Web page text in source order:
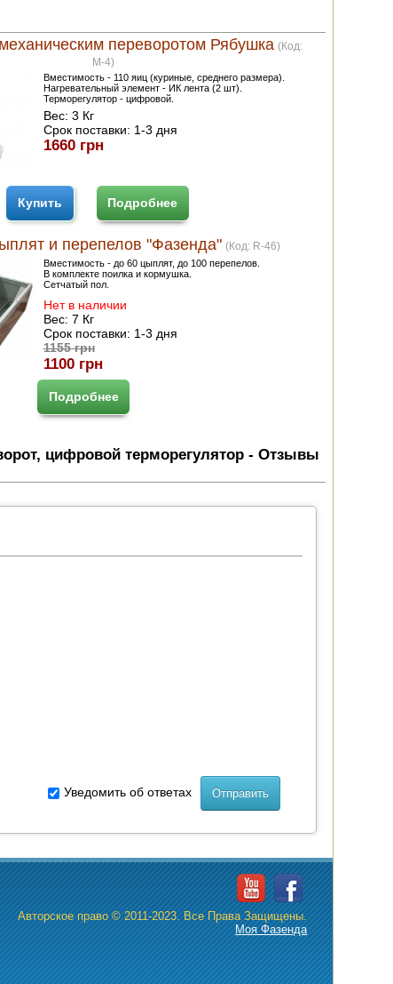
переворотом Рябушка (Код:
M-4)
Вместимость - 110 яиц (куриные, среднего размера).
Нагревательный элемент - ИК лента (2 шт).
Терморегулятор - цифровой.
Вес: 3 Кг
Срок поставки: 1-3 дня
1660 грн
Купить Подробнее
и перепелов "Фазенда" (Код: R-46)
Вместимость - до 60 цыплят, до 100 перепелов.
В комплекте поилка и кормушка.
Сетчатый пол.
Нет в наличии
Вес: 7 Кг
Срок поставки: 1-3 дня
1155 грн
1100 грн
Подробнее
цифровой терморегулятор - Отзывы
Уведомить об ответах
Авторское право © 2011-2023. Все Права Защищены.
Моя Фазенда